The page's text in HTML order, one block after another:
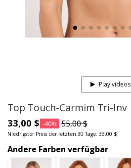
Play videos
Top Touch-Carmim Tri-Inv
33,00 $ -40% 55,00 $
Niedrigster Preis der letzten 30 Tage: 33,00 $
Andere Farben verfügbar